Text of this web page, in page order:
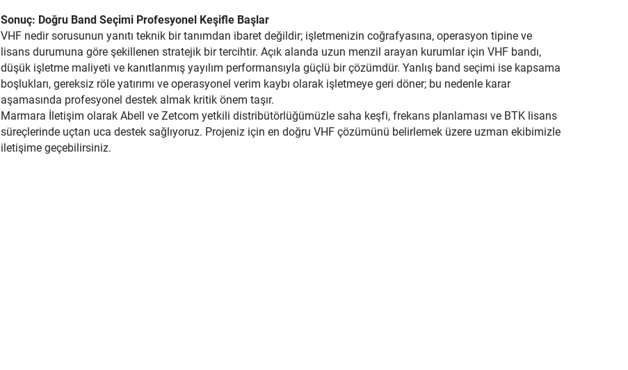
Sonuç: Doğru Band Seçimi Profesyonel Keşifle Başlar
VHF nedir sorusunun yanıtı teknik bir tanımdan ibaret değildir; işletmenizin coğrafyasına, operasyon tipine ve
lisans durumuna göre şekillenen stratejik bir tercihtir. Açık alanda uzun menzil arayan kurumlar için VHF bandı,
düşük işletme maliyeti ve kanıtlanmış yayılım performansıyla güçlü bir çözümdür. Yanlış band seçimi ise kapsama
boşlukları, gereksiz röle yatırımı ve operasyonel verim kaybı olarak işletmeye geri döner; bu nedenle karar
aşamasında profesyonel destek almak kritik önem taşır.
Marmara İletişim olarak Abell ve Zetcom yetkili distribütörlüğümüzle saha keşfi, frekans planlaması ve BTK lisans
süreçlerinde uçtan uca destek sağlıyoruz. Projeniz için en doğru VHF çözümünü belirlemek üzere uzman ekibimizle
iletişime geçebilirsiniz.